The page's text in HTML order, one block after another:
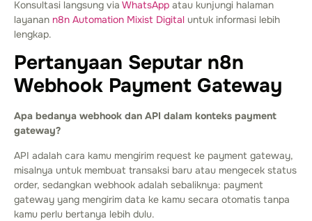
Konsultasi langsung via WhatsApp atau kunjungi halaman
layanan n8n Automation Mixist Digital untuk informasi lebih
lengkap.
Pertanyaan Seputar n8n
Webhook Payment Gateway
Apa bedanya webhook dan API dalam konteks payment
gateway?
API adalah cara kamu mengirim request ke payment gateway,
misalnya untuk membuat transaksi baru atau mengecek status
order, sedangkan webhook adalah sebaliknya: payment
gateway yang mengirim data ke kamu secara otomatis tanpa
kamu perlu bertanya lebih dulu.